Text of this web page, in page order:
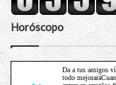
Horóscopo